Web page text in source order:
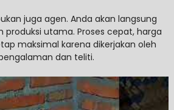
juga agen. Anda akan langsung
produksi utama. Proses cepat, harga
maksimal karena dikerjakan oleh
dan teliti.